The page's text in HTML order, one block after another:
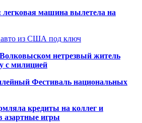
машина вылетела на
авто из США под ключ
нетрезвый житель
с милицией
Фестиваль национальных
кредиты на коллег и
азартные игры